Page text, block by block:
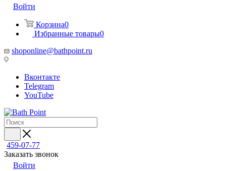
Войти
Корзина0
Избранные товары0
shoponline@bathpoint.ru
Вконтакте
Telegram
YouTube
459-07-77
Заказать звонок
Войти